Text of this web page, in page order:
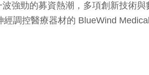
強勁的募資熱潮，多項創新技術
經調控醫療器材的 BlueWind